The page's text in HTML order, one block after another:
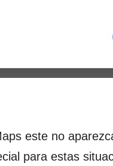
este no
para estas